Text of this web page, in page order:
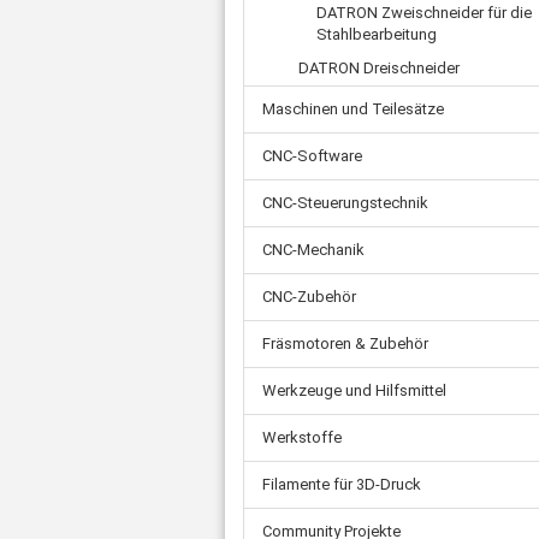
Zahnriemen
Ø
Ø
Ø
Schnellkupplungen
Wasserabscheider
Einschraubtüllen
Schalldämpfer
Kugelhahn
Druckschalter
Verschluss-Schraube
Verteilerblock
Rückschlagventil
Sonstiges
DATRON Zweischneider für die
Stahlbearbeitung
DATRON Dreischneider
Maschinen und Teilesätze
CNC-Software
CNC-Steuerungstechnik
CNC-Mechanik
CNC-Zubehör
Fräsmotoren & Zubehör
Werkzeuge und Hilfsmittel
Werkstoffe
Filamente für 3D-Druck
Community Projekte